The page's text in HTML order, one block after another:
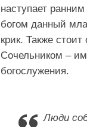
наступает
богом данный
крик. Также
Сочельником –
богослужения.
Люди